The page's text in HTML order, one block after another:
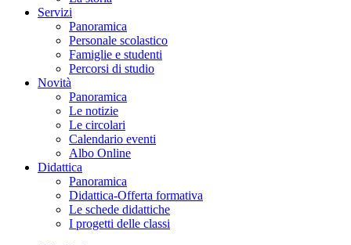
Servizi
Panoramica
Personale scolastico
Famiglie e studenti
Percorsi di studio
Novità
Panoramica
Le notizie
Le circolari
Calendario eventi
Albo Online
Didattica
Panoramica
Didattica-Offerta formativa
Le schede didattiche
I progetti delle classi